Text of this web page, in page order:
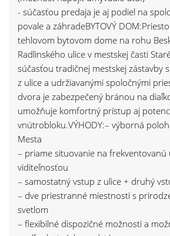
- súčasťou predaja je aj podiel na
povale a záhradeBYTOVÝ
tehlovom bytovom dome na rohu
Radlinského ulice v mestskej časti
súčasťou tradičnej mestskej zástavby
z ulice a udržiavanými spoločnými
dvora je zabezpečený bránou na
umožňuje komfortný prístup aj
vnútrobloku.VÝHODY:– výborná
Mesta
– priame situovanie na frekventovanú
viditeľnosťou
– samostatný vstup z ulice + druhý
– dve priestranné miestnosti s
svetlom
– flexibilné dispozičné možnosti a